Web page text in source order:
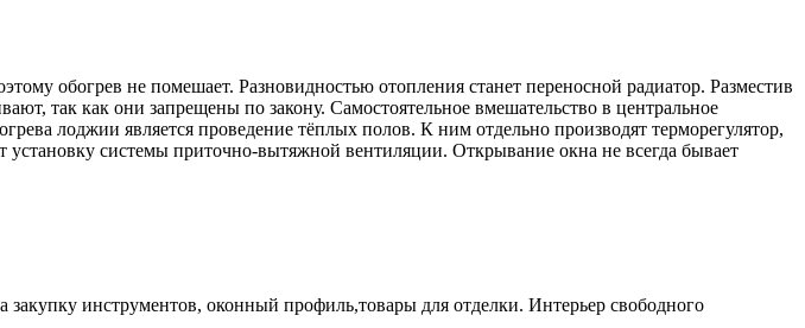
обогрев не помешает. Разновидностью отопления станет переносной радиатор. Разместив
так как они запрещены по закону. Самостоятельное вмешательство в центральное
лоджии является проведение тёплых полов. К ним отдельно производят терморегулятор,
системы приточно-вытяжной вентиляции. Открывание окна не всегда бывает
инструментов, оконный профиль,товары для отделки. Интерьер свободного